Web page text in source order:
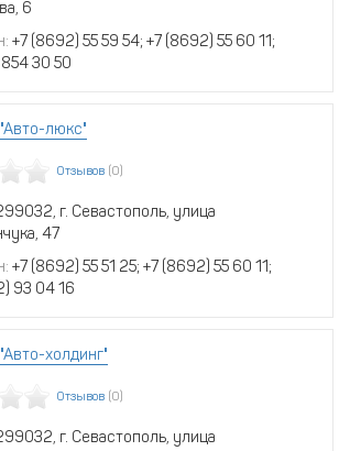
6
+7 (8692) 55 59 54; +7 (8692) 55 60 11;
30 50
люкс"
Отзывов (0)
г. Севастополь, улица
47
+7 (8692) 55 51 25; +7 (8692) 55 60 11;
93 04 16
холдинг"
Отзывов (0)
г. Севастополь, улица